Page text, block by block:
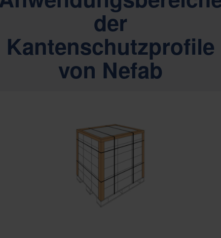
der
Kantenschutzprofile
von Nefab